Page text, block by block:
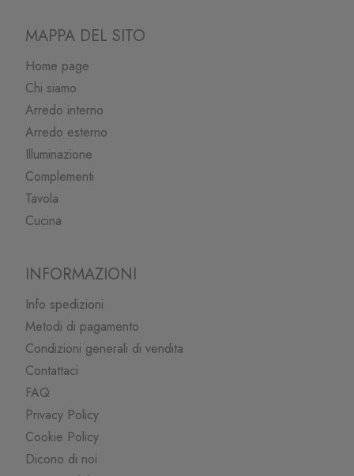
MAPPA DEL SITO
Home page
Chi siamo
Arredo interno
Arredo esterno
Illuminazione
Complementi
Tavola
Cucina
INFORMAZIONI
Info spedizioni
Metodi di pagamento
Condizioni generali di vendita
Contattaci
FAQ
Privacy Policy
Cookie Policy
Dicono di noi